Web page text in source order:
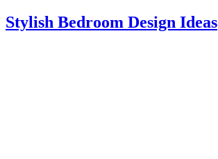
Stylish Bedroom Design Ideas